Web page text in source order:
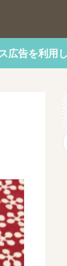
広告を利用